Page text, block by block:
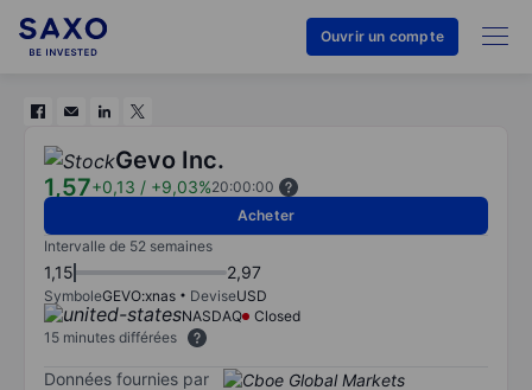
Ouvrir un compte
Gevo Inc.
1,57+0,13 / +9,03%20:00:00
Acheter
Intervalle de 52 semaines
1,15 2,97
SymboleGEVO:xnas DeviseUSD
NASDAQ
Closed
15 minutes différées
Données fournies par